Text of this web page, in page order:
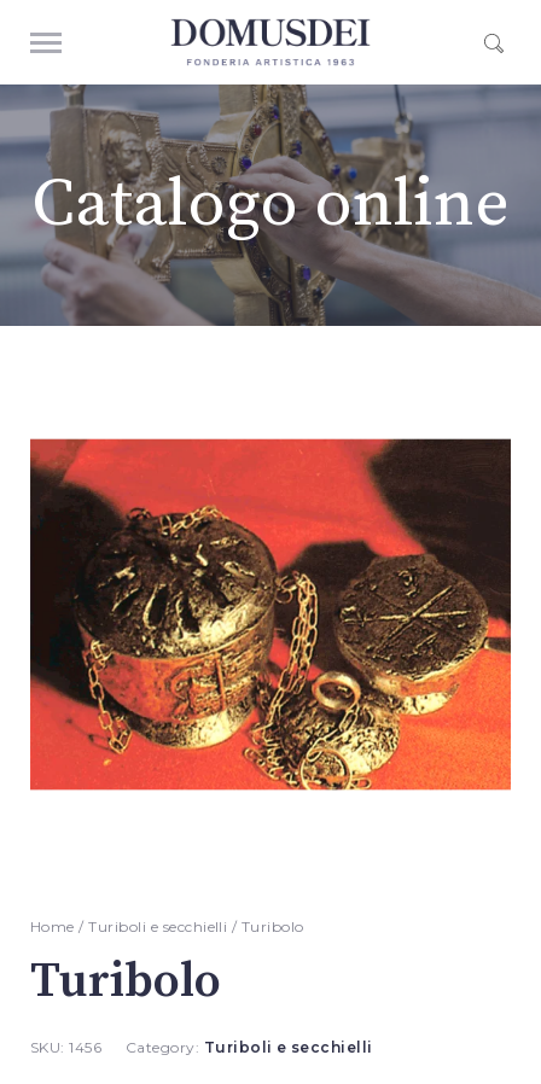
Catalogo online
Home /Turiboli e secchielli / Turibolo
Turibolo
SKU:1456 Category: Turiboli e secchielli